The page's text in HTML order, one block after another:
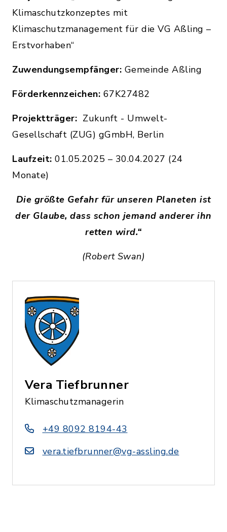
Klimaschutzkonzeptes mit
Klimaschutzmanagement für die VG Aßling –
Erstvorhaben“
Zuwendungsempfänger: Gemeinde Aßling
Förderkennzeichen: 67K27482
Projektträger: Zukunft - Umwelt-
Gesellschaft (ZUG) gGmbH, Berlin
Laufzeit: 01.05.2025 – 30.04.2027 (24
Monate)
Die größte Gefahr für unseren Planeten ist
der Glaube, dass schon jemand anderer ihn
retten wird.“
(Robert Swan)
Vera Tiefbrunner
Klimaschutzmanagerin
+49 8092 8194-43
vera.tiefbrunner@vg-assling.de